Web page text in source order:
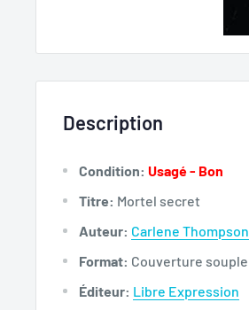
Description
Condition: Usagé - Bon
Titre: Mortel secret
Auteur: Carlene Thompson
Format: Couverture souple
Éditeur: Libre Expression